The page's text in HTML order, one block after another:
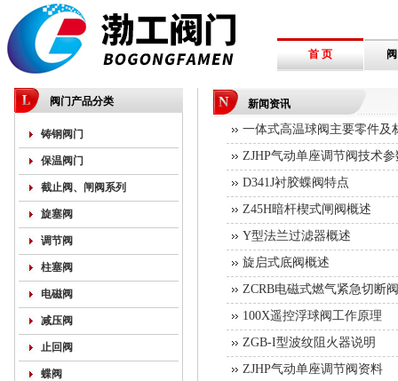
首 页
阀门产品分类
铸钢阀门
保温阀门
截止阀、闸阀系列
旋塞阀
调节阀
柱塞阀
电磁阀
减压阀
止回阀
蝶阀
新闻资讯
一体式高温球阀主要零件及
ZJHP气动单座调节阀技术参
D341J衬胶蝶阀特点
Z45H暗杆楔式闸阀概述
Y型法兰过滤器概述
旋启式底阀概述
ZCRB电磁式燃气紧急切断
100X遥控浮球阀工作原理
ZGB-I型波纹阻火器说明
ZJHP气动单座调节阀资料